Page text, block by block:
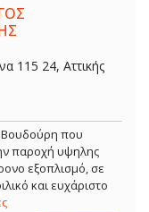
115 24, Αττικής
Βουδούρη που
παροχή υψηλης
εξοπλισμό, σε
και ευχάριστο